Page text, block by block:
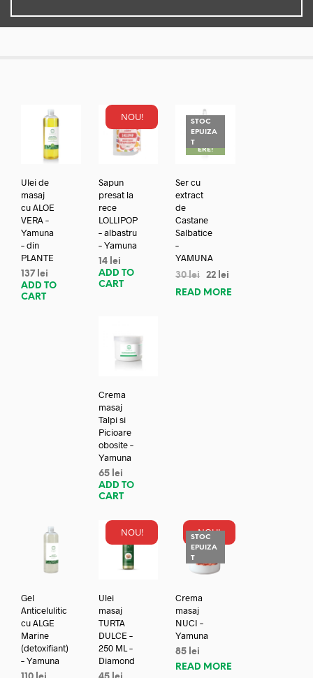
Ulei de
masaj
cu ALOE
VERA –
Yamuna
– din
PLANTE
137 lei
ADD TO
CART
NOU!
Sapun
presat la
rece
LOLLIPOP
– albastru
– Yamuna
14 lei
ADD TO
CART
STOC
EPUIZA
TREDUC
ERE!
Ser cu
extract
de
Castane
Salbatice
–
YAMUNA
30lei 22 lei
READ MORE
Crema
masaj
Talpi si
Picioare
obosite –
Yamuna
65 lei
ADD TO
CART
Gel
Anticelulitic
cu ALGE
Marine
(detoxifiant)
– Yamuna
NOU!
Ulei
masaj
TURTA
DULCE –
250 ML –
Diamond
NOU!
STOC
EPUIZA
T
Crema
masaj
NUCI –
Yamuna
85 lei
READ MORE